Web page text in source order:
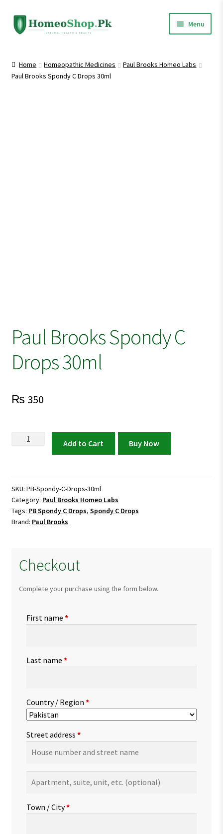
Skip
to
Skip
to
Menu
Shop All
Home Homeopathic Medicines
Paul Brooks Homeo Labs
Paul Brooks Spondy C Drops 30ml
Paul Brooks Spondy C
Drops 30ml
₨ 350
Drops
30ml
quantity
Add to Cart Buy Now
SKU: PB-Spondy-C-Drops-30ml
Category: Paul Brooks Homeo Labs
Tags: PB Spondy C Drops, Spondy C Drops
Brand: Paul Brooks
Checkout
Complete your purchase using the form below.
First name *
Last name *
Country / Region *
Street address *
suite,
etc.(optional)
Town / City*